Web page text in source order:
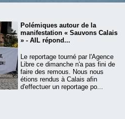
Polémiques autour de la
manifestation « Sauvons Calais
» - AIL répond...
Le reportage tourné par l'Agence
Libre ce dimanche n'a pas fini de
faire des remous. Nous nous
étions rendus à Calais afin
d'effectuer un reportage po...